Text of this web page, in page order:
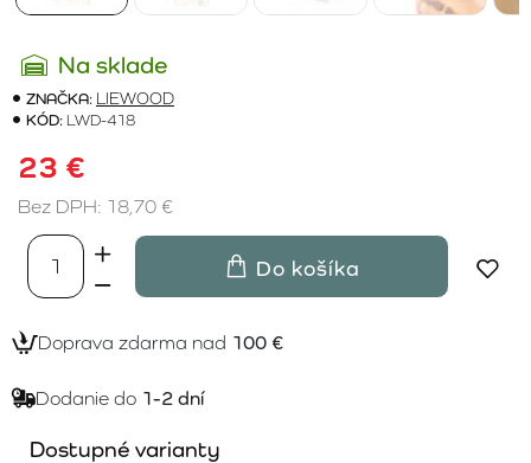
Na sklade
ZNAČKA: LIEWOOD
KÓD: LWD-418
23 €
Bez DPH: 18,70 €
Do košíka
Doprava zdarma nad 100 €
Dodanie do 1-2 dní
Dostupné varianty